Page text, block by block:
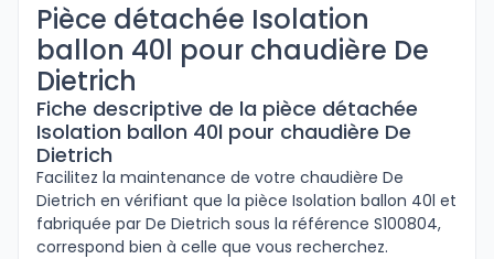
Pièce détachée Isolation
ballon 40l pour chaudière De
Dietrich
Fiche descriptive de la pièce détachée
Isolation ballon 40l pour chaudière De
Dietrich
Facilitez la maintenance de votre chaudière De
Dietrich en vérifiant que la pièce Isolation ballon 40l et
fabriquée par De Dietrich sous la référence S100804,
correspond bien à celle que vous recherchez.